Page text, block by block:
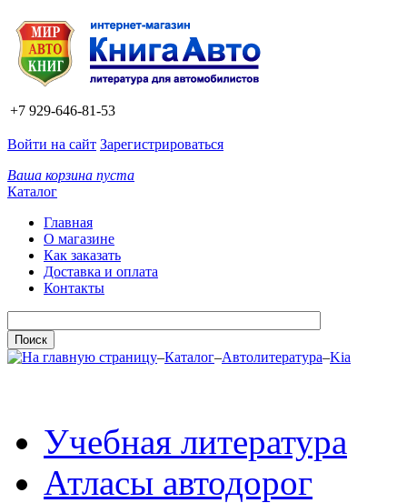
+7 929-646-81-53
Войти на сайт Зарегистрироваться
Ваша корзина пуста
Каталог
Главная
О магазине
Как заказать
Доставка и оплата
Контакты
–Каталог–Автолитература–Kia
Учебная литература
Атласы автодорог